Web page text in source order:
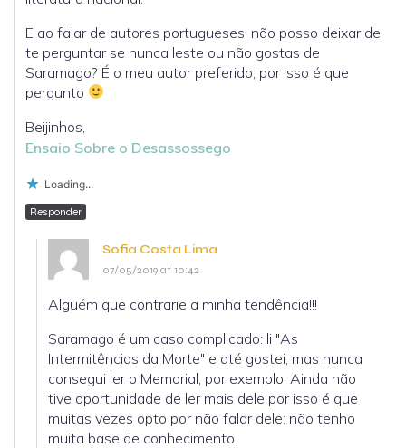
E ao falar de autores portugueses, não posso deixar de
te perguntar se nunca leste ou não gostas de
Saramago? É o meu autor preferido, por isso é que
pergunto
Beijinhos,
Ensaio Sobre o Desassossego
Loading...
Responder
Sofia Costa Lima
07/05/2019 at 10:42
Alguém que contrarie a minha tendência!!!
Saramago é um caso complicado: li "As
Intermitências da Morte" e até gostei, mas nunca
consegui ler o Memorial, por exemplo. Ainda não
tive oportunidade de ler mais dele por isso é que
muitas vezes opto por não falar dele: não tenho
muita base de conhecimento.